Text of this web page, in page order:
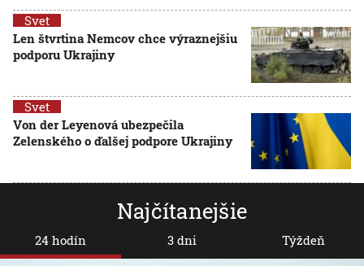
Svet
Len štvrtina Nemcov chce výraznejšiu
podporu Ukrajiny
Svet
Von der Leyenová ubezpečila
Zelenského o ďalšej podpore Ukrajiny
Najčítanejšie
24 hodín 3 dni Týždeň